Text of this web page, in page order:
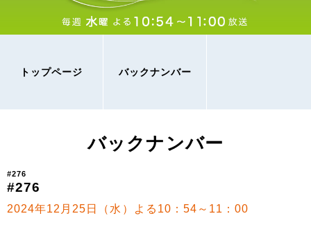
トップページ バックナンバー
バックナンバー
#276
#276
2024年12月25日（水）よる10：54～11：00